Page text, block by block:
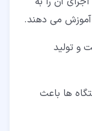
می دهند.
و تولید
ها باعث